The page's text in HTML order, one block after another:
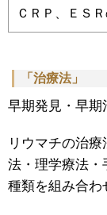
ＣＲＰ、ＥＳ
「治療法」
早期発見・早期
リウマチの治
法・理学療法・
種類を組み合わ